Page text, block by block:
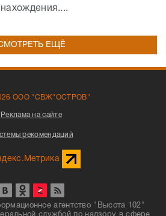
ЕЩЁ
ООО "СВЖ"ОСТРОВ"
Реклама на сайте
рекомендаций
агентство "Высота 102"